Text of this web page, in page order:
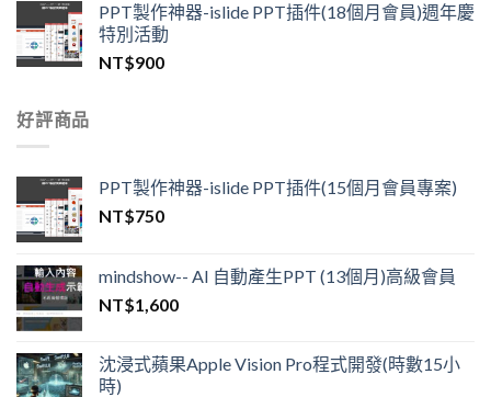
PPT製作神器-islide PPT插件(18個月會員)週年慶
特別活動
NT$900
好評商品
PPT製作神器-islide PPT插件(15個月會員專案)
NT$750
mindshow-- AI 自動產生PPT (13個月)高級會員
NT$1,600
沈浸式蘋果Apple Vision Pro程式開發(時數15小
時)